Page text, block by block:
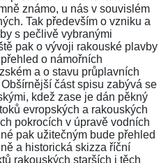
známo, u nás v souvislém
Tak především o vzniku a
s pečlivě vybranými
pak o vývoji rakouské plavby
o námořních
a o stavu průplavních
část spisu zabývá se
kdež zase je dán pěkný
evropských a rakouských
pokrocích v úpravě vodních
pak užitečným bude přehled
a historická skizza říční
rakouských starších i těch